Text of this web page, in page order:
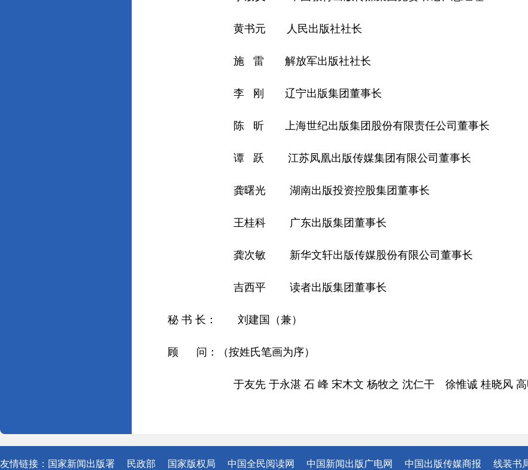
黄书元 人民出版社社长
施 雷 解放军出版社社长
李 刚 辽宁出版集团董事长
陈 昕 上海世纪出版集团股份有限责任公司董事长
谭 跃 江苏凤凰出版传媒集团有限公司董事长
龚曙光 湖南出版投资控股集团董事长
王桂科 广东出版集团董事长
龚次敏 新华文轩出版传媒股份有限公司董事长
吉西平 读者出版集团董事长
秘 书 长： 刘建国（兼）
顾 问：（按姓氏笔画为序）
于友先 于永湛 石 峰 宋木文 杨牧之 沈仁干 徐惟诚 桂晓风 高
友情链接： 国家新闻出版署 民政部 国家版权局 中国全民阅读网 中国新闻出版广电网 中国出版传媒商报 线装书